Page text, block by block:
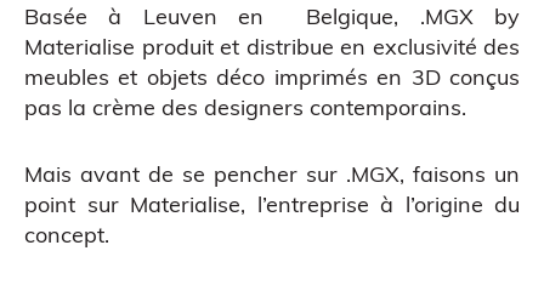
Basée à Leuven en Belgique, .MGX by
Materialise produit et distribue en exclusivité des
meubles et objets déco imprimés en 3D conçus
pas la crème des designers contemporains.
Mais avant de se pencher sur .MGX, faisons un
point sur Materialise, l’entreprise à l’origine du
concept.